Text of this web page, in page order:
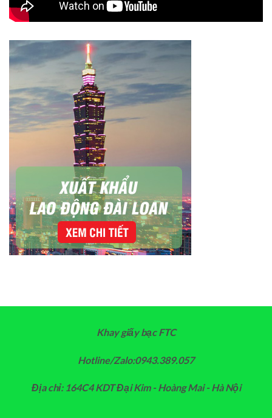
Khay giấy bạc FTC
Hotline/Zalo:0943.389.057
Địa chỉ: 164C4 KDT Đại Kim - Hoàng Mai - Hà Nội